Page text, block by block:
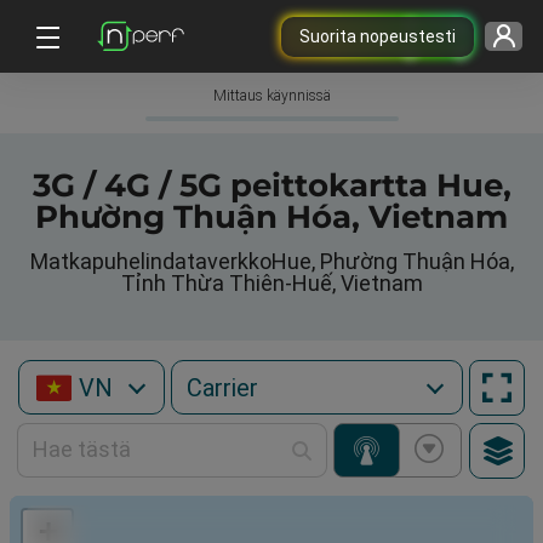
Suorita nopeustesti
Mittaus käynnissä
3G / 4G / 5G peittokartta Hue,
Phường Thuận Hóa, Vietnam
MatkapuhelindataverkkoHue, Phường Thuận Hóa,
Tỉnh Thừa Thiên-Huế, Vietnam
VN